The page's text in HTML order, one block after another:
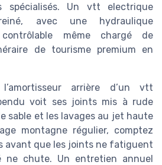
spécialisés. Un vtt electrique
avec une hydraulique
même chargé de
de tourisme premium en
arrière d’un vtt
voit ses joints mis à rude
sable et les lavages au jet haute
montagne régulier, comptez
avant que les joints ne fatiguent
ne chute. Un entretien annuel